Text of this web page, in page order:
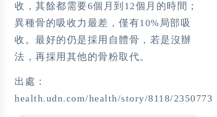
收，其餘都需要6個月到12個月的時間；
異種骨的吸收力最差，僅有10%局部吸
收。最好的仍是採用自體骨，若是沒辦
法，再採用其他的骨粉取代。
出處：
health.udn.com/health/story/8118/2350773